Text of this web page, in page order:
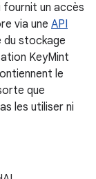
fournit un accès
via une API
du stockage
KeyMint
le
que
les utiliser ni